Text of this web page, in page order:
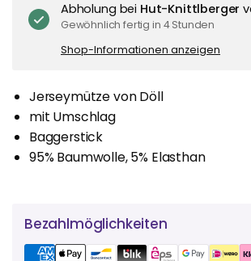
Abholung bei Hut-Knittlberger
Gewöhnlich fertig in 4 Stunden
Shop-Informationen anzeigen
Jerseymütze von Döll
mit Umschlag
Baggerstick
95% Baumwolle, 5% Elasthan
Bezahlmöglichkeiten